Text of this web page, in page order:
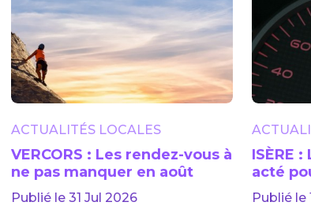
ACTUALITÉS LOCALES
VERCORS : Les rendez-vous à
ne pas manquer en août
Publié le 31 Jul 2026
ISÈRE
acté
Publié le